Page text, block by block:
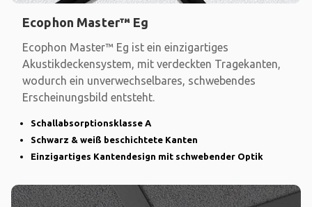
Ecophon Master™ Eg
Ecophon Master™ Eg ist ein einzigartiges
Akustikdeckensystem, mit verdeckten Tragekanten,
wodurch ein unverwechselbares, schwebendes
Erscheinungsbild entsteht.
Schallabsorptionsklasse A
Schwarz & weiß beschichtete Kanten
Einzigartiges Kantendesign mit schwebender Optik